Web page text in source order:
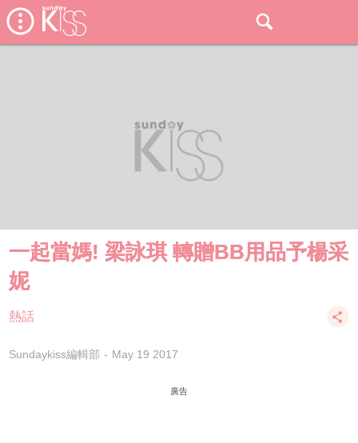
一起當媽! 梁詠琪 轉贈BB用品予楊采
妮
熱話
Sundaykiss編輯部 May 19 2017
廣告